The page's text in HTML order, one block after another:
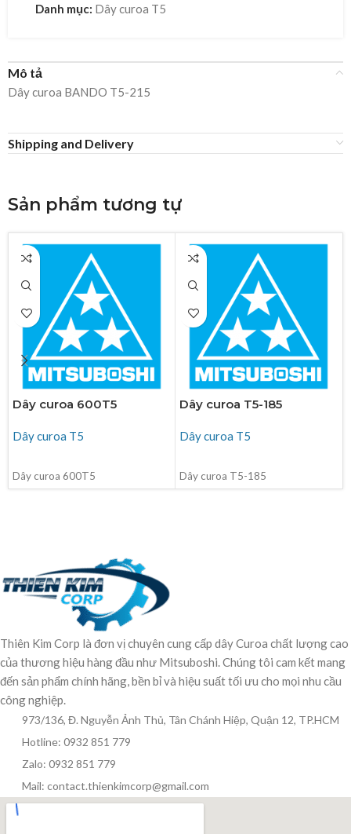
Danh mục: Dây curoa T5
Mô tả
Dây curoa BANDO T5-215
Shipping and Delivery
Sản phẩm tương tự
Dây curoa 600T5
Dây curoa T5
Dây curoa 600T5
Dây curoa T5-185
Dây curoa T5
Dây curoa T5-185
Thiên Kim Corp là đơn vị chuyên cung cấp dây Curoa chất lượng cao
của thương hiệu hàng đầu như Mitsuboshi. Chúng tôi cam kết mang
đến sản phẩm chính hãng, bền bỉ và hiệu suất tối ưu cho mọi nhu cầu
công nghiệp.
973/136, Đ. Nguyễn Ảnh Thủ, Tân Chánh Hiệp, Quận 12, TP.HCM
Hotline: 0932 851 779
Zalo: 0932 851 779
Mail: contact.thienkimcorp@gmail.com